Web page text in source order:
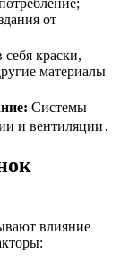
от
краски,
материалы
Системы
и вентиляции․
влияние